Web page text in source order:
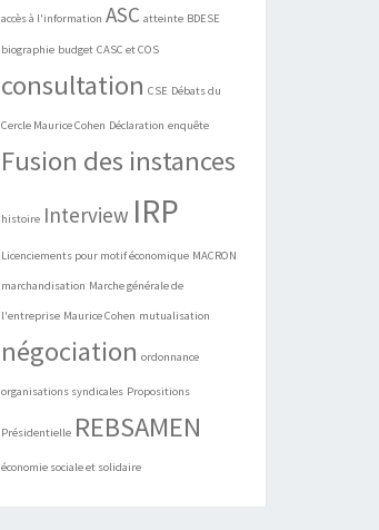
accès à l'information ASC atteinte BDESE
biographie budget CASC et COS
consultation CSE Débats du
Cercle Maurice Cohen Déclaration enquête
Fusion des instances
histoire Interview IRP
Licenciements pour motif économique MACRON
marchandisation Marche générale de
l'entreprise Maurice Cohen mutualisation
négociation ordonnance
organisations syndicales Propositions
Présidentielle REBSAMEN
économie sociale et solidaire